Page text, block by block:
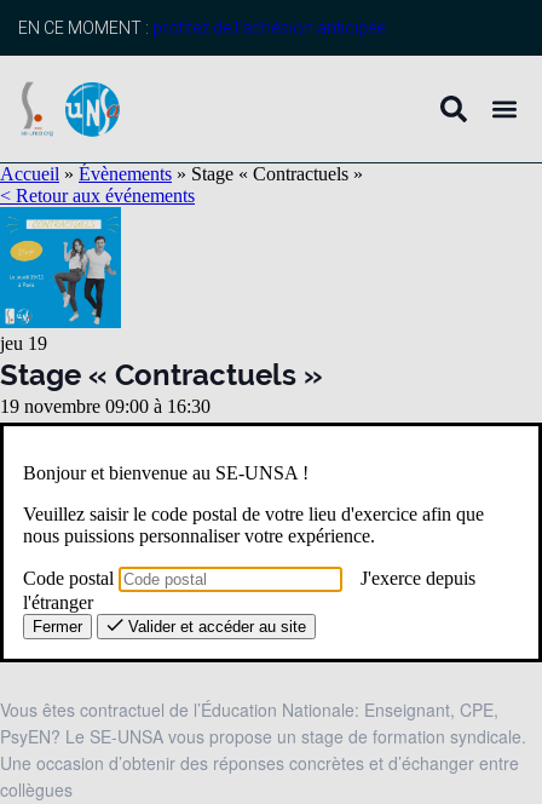
EN CE MOMENT : profitez de l’adhésion anticipée
Accueil » Évènements » Stage « Contractuels »
< Retour aux événements
jeu 19
Stage « Contractuels »
19 novembre 09:00 à 16:30
Stage
"Contractuels"
du
jeudi
Vous êtes contractuel de l’Éducation Nationale: Enseignant, CPE,
PsyEN? Le SE-UNSA vous propose un stage de formation syndicale.
Une occasion d’obtenir des réponses concrètes et d’échanger entre
collègues
Bonjour et bienvenue au SE-UNSA !
Veuillez saisir le code postal de votre lieu d'exercice afin que
nous puissions personnaliser votre expérience.
Code postal
J'exerce depuis
l'étranger
Fermer Valider et accéder au site